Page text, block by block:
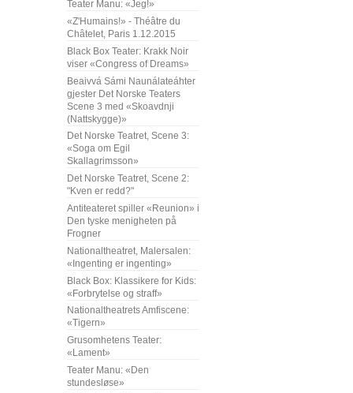
Teater Manu: «Jeg!»
«Z'Humains!» - Théâtre du
Châtelet, Paris 1.12.2015
Black Box Teater: Krakk Noir
viser «Congress of Dreams»
Beaivvá Sámi Naunálateáhter
gjester Det Norske Teaters
Scene 3 med «Skoavdnji
(Nattskygge)»
Det Norske Teatret, Scene 3:
«Soga om Egil
Skallagrimsson»
Det Norske Teatret, Scene 2:
"Kven er redd?"
Antiteateret spiller «Reunion» i
Den tyske menigheten på
Frogner
Nationaltheatret, Malersalen:
«Ingenting er ingenting»
Black Box: Klassikere for Kids:
«Forbrytelse og straff»
Nationaltheatrets Amfiscene:
«Tigern»
Grusomhetens Teater:
«Lament»
Teater Manu: «Den
stundesløse»